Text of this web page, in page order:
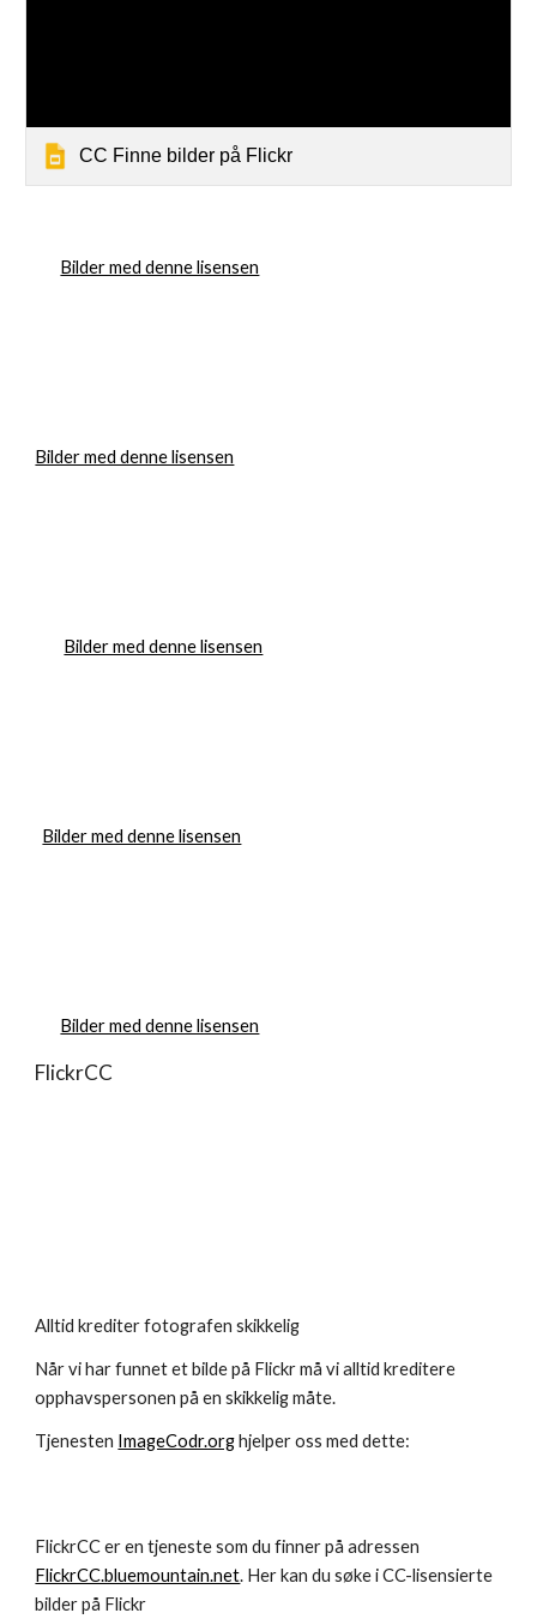
CC Finne bilder på Flickr
Bilder med denne lisensen
Bilder med denne lisensen
Bilder med denne lisensen
Bilder med denne lisensen
Bilder med denne lisensen
FlickrCC
Alltid krediter fotografen skikkelig
Når vi har funnet et bilde på Flickr må vi alltid kreditere
opphavspersonen på en skikkelig måte.
Tjenesten ImageCodr.org hjelper oss med dette:
FlickrCC.bluemountain.net. Her kan du søke i CC-lisensierte
bilder på Flickr